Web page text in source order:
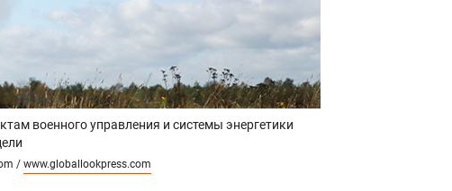
военного управления и системы энергетики
/ www.globallookpress.com